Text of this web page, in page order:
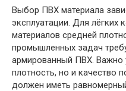
Выбор ПВХ материала
эксплуатации. Для лёгких
материалов средней
промышленных задач
армированный ПВХ. Важно
плотность, но и качество
должен иметь